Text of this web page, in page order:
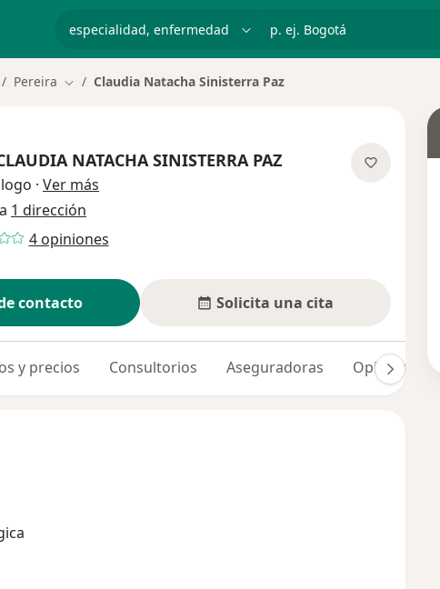
p. ej. Bogotá
Pereira Cambiar de ciudad
Claudia Natacha Sinisterra Paz
NATACHA SINISTERRA PAZ
· Ver más
1 dirección
4 opiniones
contacto Solicita una cita
y precios Consultorios Aseguradoras Opiniones (4)